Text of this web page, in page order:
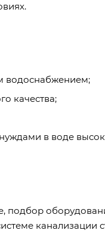
водоснабжением;
качества;
в воде
подбор
канализации